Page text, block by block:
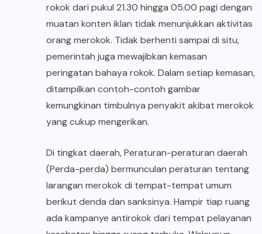
rokok dari pukul 21.30 hingga 05.00 pagi dengan
muatan konten iklan tidak menunjukkan aktivitas
orang merokok. Tidak berhenti sampai di situ,
pemerintah juga mewajibkan kemasan
peringatan bahaya rokok. Dalam setiap kemasan,
ditampilkan contoh-contoh gambar
kemungkinan timbulnya penyakit akibat merokok
yang cukup mengerikan.
Di tingkat daerah, Peraturan-peraturan daerah
(Perda-perda) bermunculan peraturan tentang
larangan merokok di tempat-tempat umum
berikut denda dan sanksinya. Hampir tiap ruang
ada kampanye antirokok dari tempat pelayanan